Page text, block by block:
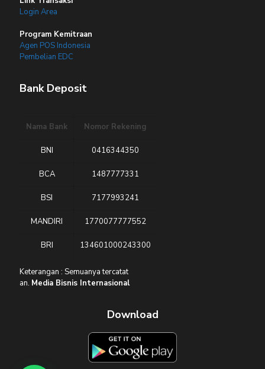
Login Area
Program Kemitraan
Agen POS Indonesia
Pembelian EDC
Bank Deposit
Nama Bank Nomor Rekening
BNI 0416344350
BCA 1487777331
BSI 7177993241
MANDIRI 1770077777552
BRI 134601000243300
Keterangan : Semuanya tercatat
an. Media Bisnis Internasional
Download